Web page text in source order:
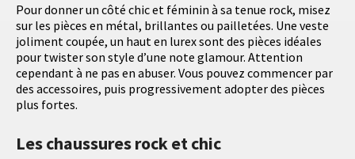
Pour donner un côté chic et féminin à sa tenue rock, misez
sur les pièces en métal, brillantes ou pailletées. Une veste
joliment coupée, un haut en lurex sont des pièces idéales
pour twister son style d’une note glamour. Attention
cependant à ne pas en abuser. Vous pouvez commencer par
des accessoires, puis progressivement adopter des pièces
plus fortes.
Les chaussures rock et chic